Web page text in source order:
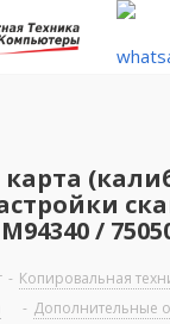
карта
/
- Копировальная
- Дополнительные